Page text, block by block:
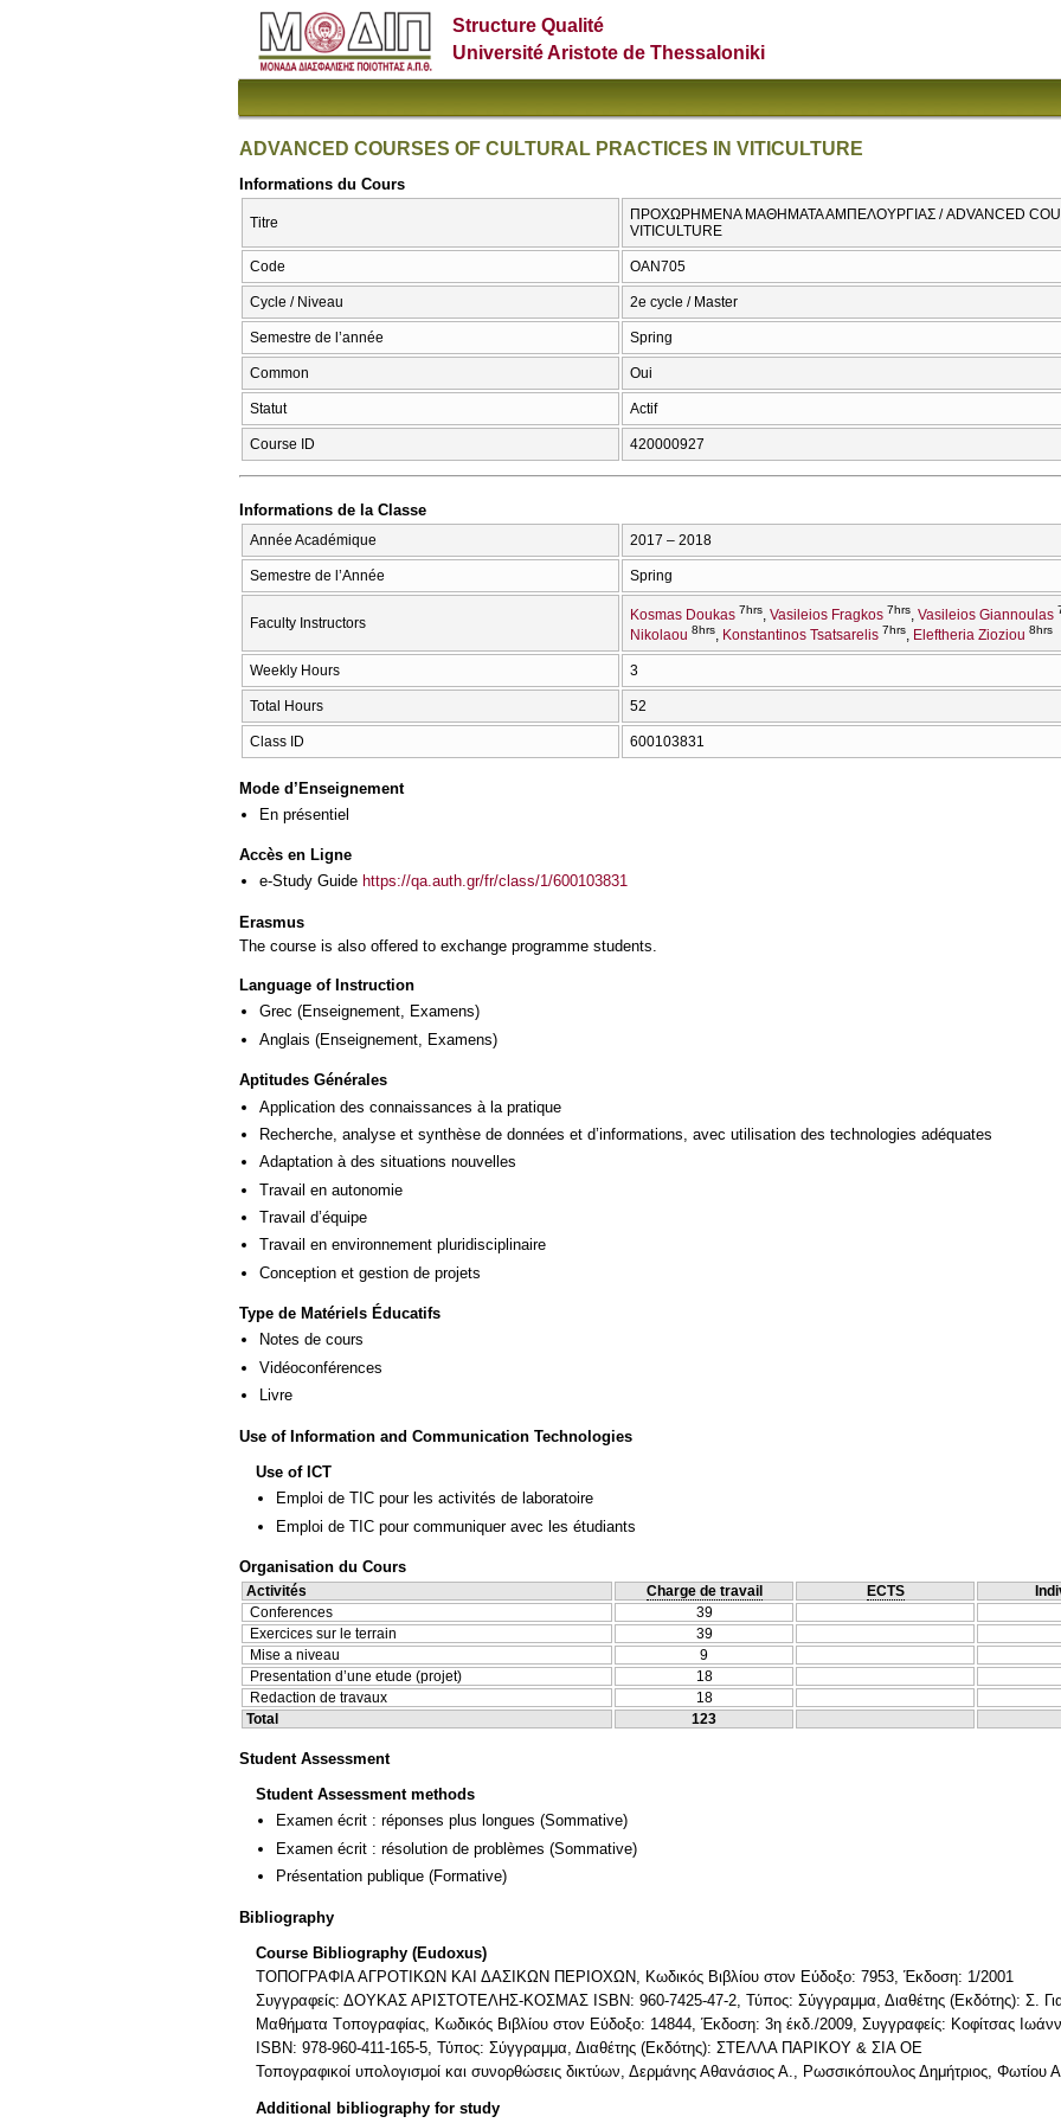
Structure Qualité
Université Aristote de Thessaloniki
ADVANCED COURSES OF CULTURAL PRACTICES IN VITICULTURE
Informations du Cours
Titre
ΠΡΟΧΩΡΗΜΕΝΑ ΜΑΘΗΜΑΤΑ ΑΜΠΕΛΟΥΡΓΙΑΣ / ADVANCED
VITICULTURE
Code ΟΑΝ705
Cycle / Niveau 2e cycle / Master
Semestre de l’année Spring
Common Oui
Statut Actif
Course ID 420000927
Informations de la Classe
Année Académique 2017 – 2018
Semestre de l’Année Spring
Faculty Instructors Kosmas Doukas 7hrs Vasileios Fragkos 7hrs Vasileios Giannoulas
Nikolaou 8hrs Konstantinos Tsatsarelis 7hrs Eleftheria Zioziou 8hrs
Weekly Hours 3
Total Hours 52
Class ID 600103831
Mode d’Enseignement
En présentiel
Accès en Ligne
e-Study Guide https://qa.auth.gr/fr/class/1/600103831
Erasmus
The course is also offered to exchange programme students.
Language of Instruction
Grec (Enseignement, Examens)
Anglais (Enseignement, Examens)
Aptitudes Générales
Application des connaissances à la pratique
Recherche, analyse et synthèse de données et d’informations, avec utilisation des technologies adéquates
Adaptation à des situations nouvelles
Travail en autonomie
Travail d’équipe
Travail en environnement pluridisciplinaire
Conception et gestion de projets
Type de Matériels Éducatifs
Notes de cours
Vidéoconférences
Livre
Use of Information and Communication Technologies
Use of ICT
Emploi de TIC pour les activités de laboratoire
Emploi de TIC pour communiquer avec les étudiants
Organisation du Cours
Activités Charge de travail ECTS
Conferences
39
Exercices sur le terrain
39
Mise a niveau
9
Presentation d’une etude (projet)
18
Redaction de travaux
18
Total
123
Student Assessment
Student Assessment methods
Examen écrit : réponses plus longues (Sommative)
Examen écrit : résolution de problèmes (Sommative)
Présentation publique (Formative)
Bibliography
Course Bibliography (Eudoxus)
ΤΟΠΟΓΡΑΦΙΑ ΑΓΡΟΤΙΚΩΝ ΚΑΙ ΔΑΣΙΚΩΝ ΠΕΡΙΟΧΩΝ, Κωδικός Βιβλίου στον Εύδοξο: 7953, Έκδοση: 1/2001
Συγγραφείς: ΔΟΥΚΑΣ ΑΡΙΣΤΟΤΕΛΗΣ-ΚΟΣΜΑΣ ISBN: 960-7425-47-2, Τύπος: Σύγγραμμα, Διαθέτης (Εκδότης): Σ.
Μαθήματα Tοπογραφίας, Κωδικός Βιβλίου στον Εύδοξο: 14844, Έκδοση: 3η έκδ./2009, Συγγραφείς: Κοφίτσας
ISBN: 978-960-411-165-5, Τύπος: Σύγγραμμα, Διαθέτης (Εκδότης): ΣΤΕΛΛΑ ΠΑΡΙΚΟΥ & ΣΙΑ ΟΕ
Τοπογραφικοί υπολογισμοί και συνορθώσεις δικτύων, Δερμάνης Αθανάσιος Α., Ρωσσικόπουλος Δημήτριος, Φωτίου
Additional bibliography for study